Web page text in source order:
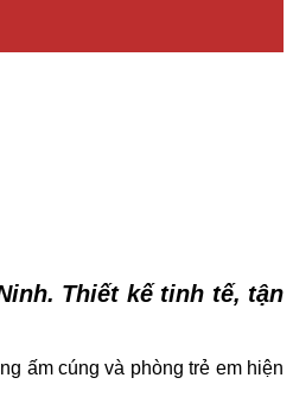
Thiết kế tinh tế, tận
ấm cúng và phòng trẻ em hiện